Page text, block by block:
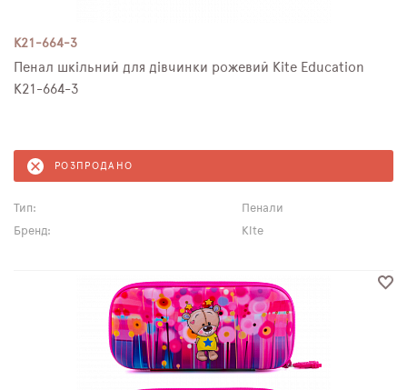
K21-664-3
Пенал шкільний для дівчинки рожевий Kite Education
K21-664-3
РОЗПРОДАНО
Тип:
Пенали
Бренд:
Kite